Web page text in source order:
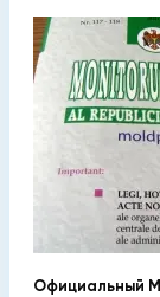
Официальный